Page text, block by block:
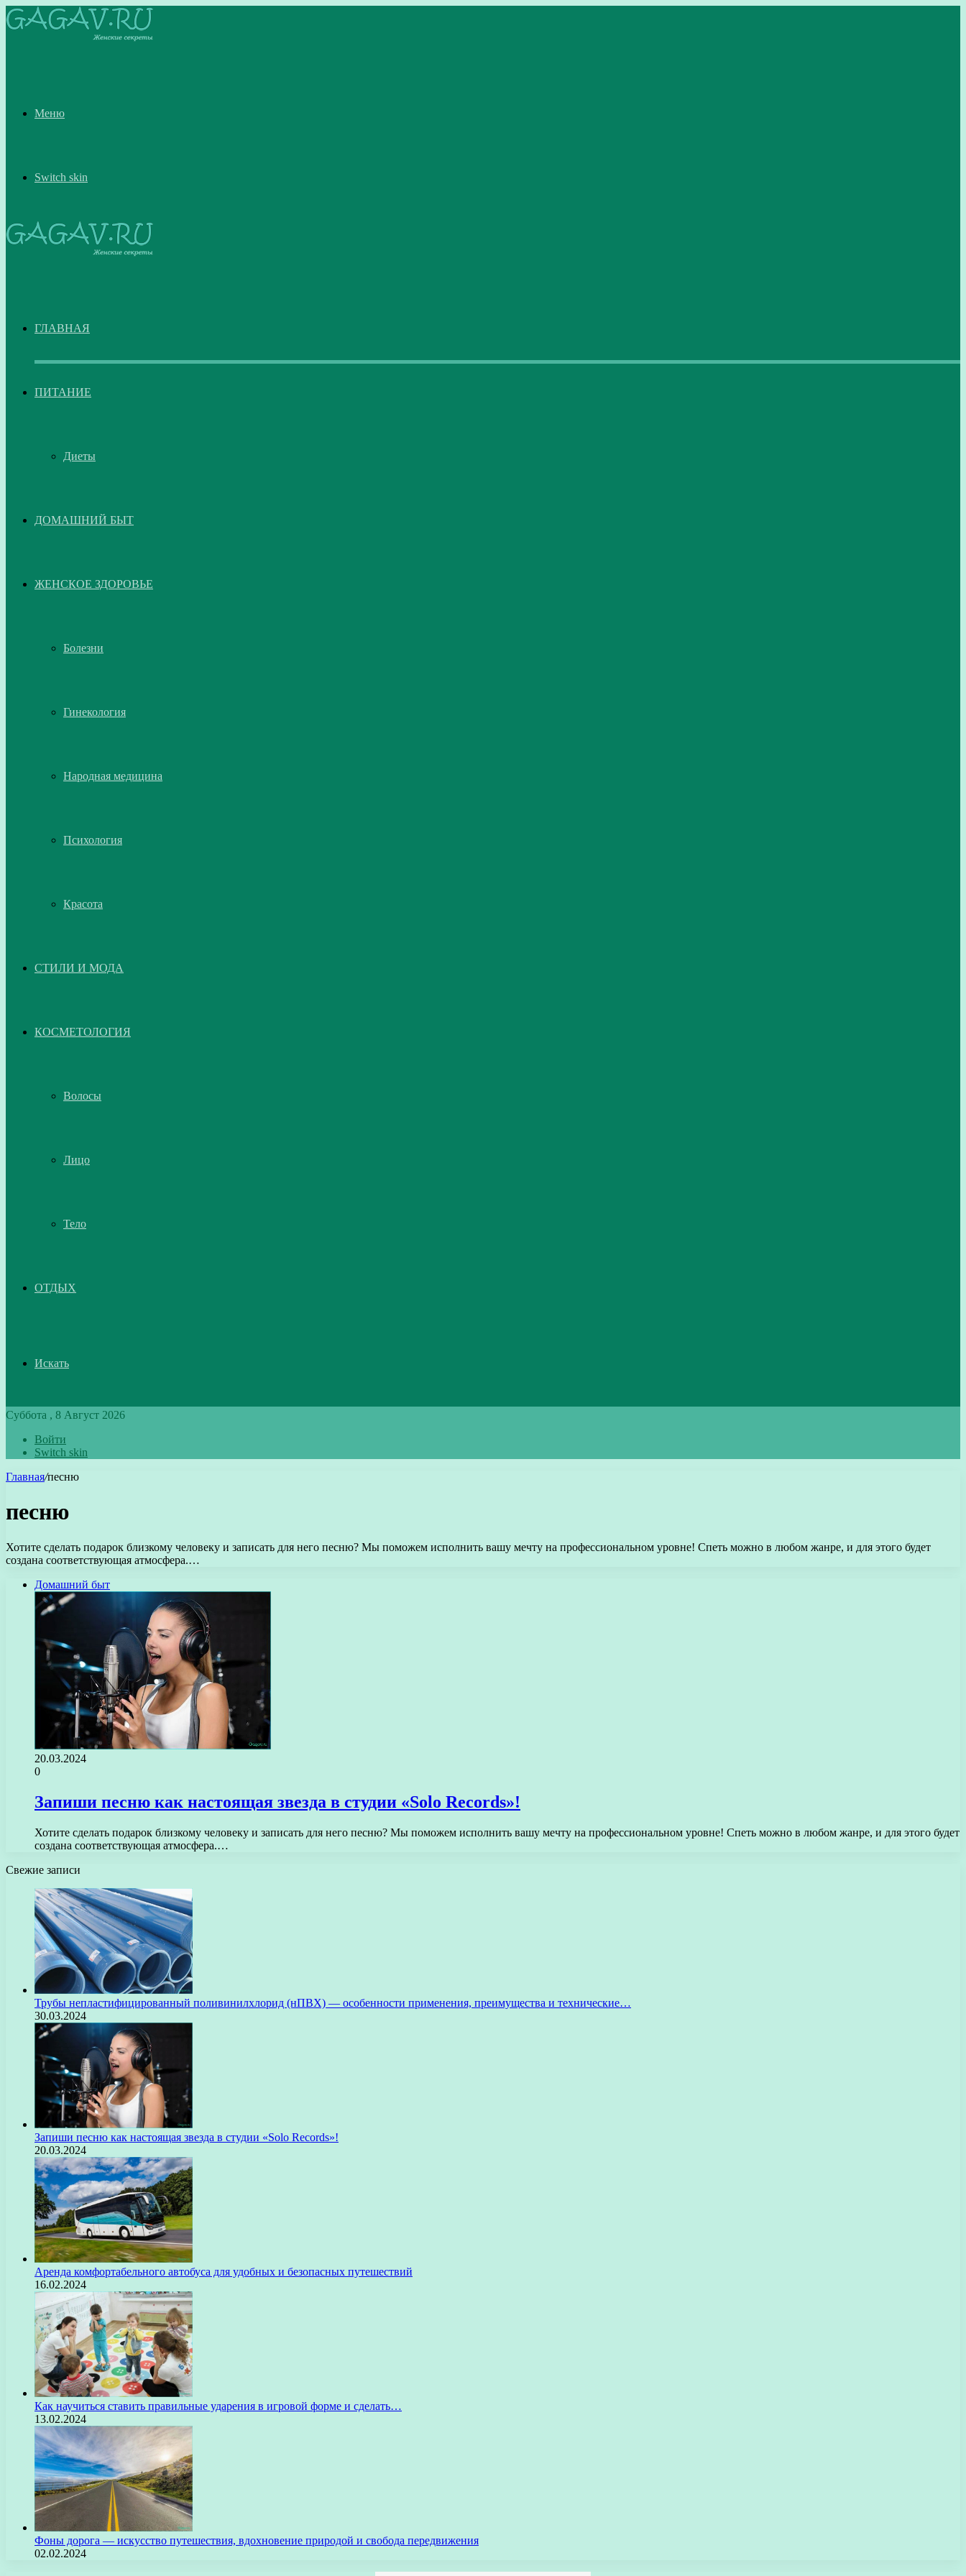
Меню
Switch skin
ГЛАВНАЯ
ПИТАНИЕ
Диеты
ДОМАШНИЙ БЫТ
ЖЕНСКОЕ ЗДОРОВЬЕ
Болезни
Гинекология
Народная медицина
Психология
Красота
СТИЛИ И МОДА
КОСМЕТОЛОГИЯ
Волосы
Лицо
Тело
ОТДЫХ
Искать
Суббота , 8 Август 2026
Войти
Switch skin
Главная/песню
песню
Хотите сделать подарок близкому человеку и записать для него песню? Мы поможем исполнить вашу мечту на профессиональном уровне! Спеть можно в любом жанре, и для этого будет
создана соответствующая атмосфера.…
Домашний быт
20.03.2024
0
Запиши песню как настоящая звезда в студии «Solo Records»!
Хотите сделать подарок близкому человеку и записать для него песню? Мы поможем исполнить вашу мечту на профессиональном уровне! Спеть можно в любом жанре, и для этого будет
создана соответствующая атмосфера.…
Свежие записи
Трубы непластифицированный поливинилхлорид (нПВХ) — особенности применения, преимущества и технические…
30.03.2024
Запиши песню как настоящая звезда в студии «Solo Records»!
20.03.2024
Аренда комфортабельного автобуса для удобных и безопасных путешествий
16.02.2024
Как научиться ставить правильные ударения в игровой форме и сделать…
13.02.2024
Фоны дорога — искусство путешествия, вдохновение природой и свобода передвижения
02.02.2024